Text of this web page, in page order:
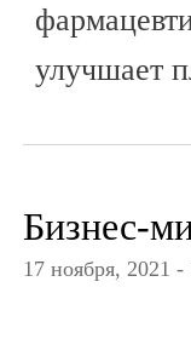
улучшает
Бизнес-
17 ноября, 2021 -